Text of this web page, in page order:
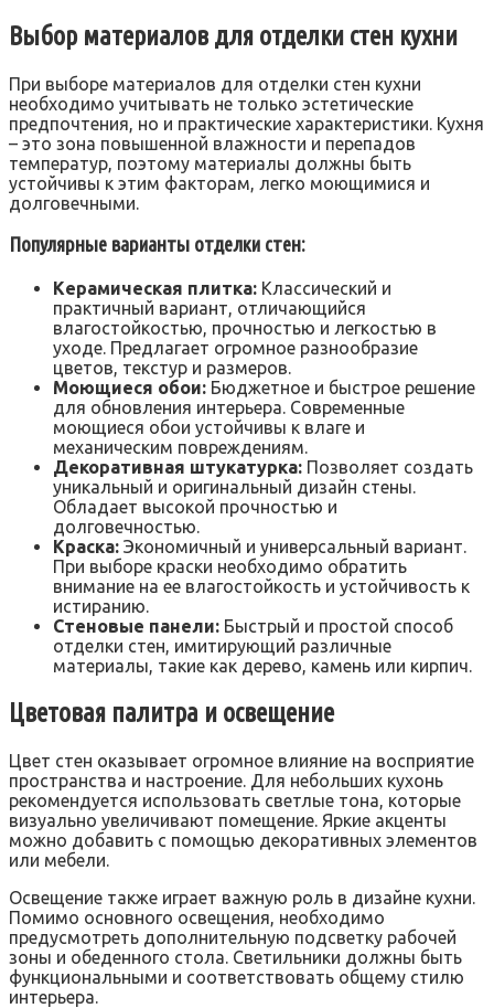
Выбор материалов для отделки стен кухни
При выборе материалов для отделки стен кухни
необходимо учитывать не только эстетические
предпочтения, но и практические характеристики. Кухня
– это зона повышенной влажности и перепадов
температур, поэтому материалы должны быть
устойчивы к этим факторам, легко моющимися и
долговечными.
Популярные варианты отделки стен:
Керамическая плитка: Классический и
практичный вариант, отличающийся
влагостойкостью, прочностью и легкостью в
уходе. Предлагает огромное разнообразие
цветов, текстур и размеров.
Моющиеся обои: Бюджетное и быстрое решение
для обновления интерьера. Современные
моющиеся обои устойчивы к влаге и
механическим повреждениям.
Декоративная штукатурка: Позволяет создать
уникальный и оригинальный дизайн стены.
Обладает высокой прочностью и
долговечностью.
Краска: Экономичный и универсальный вариант.
При выборе краски необходимо обратить
внимание на ее влагостойкость и устойчивость к
истиранию.
Стеновые панели: Быстрый и простой способ
отделки стен, имитирующий различные
материалы, такие как дерево, камень или кирпич.
Цветовая палитра и освещение
Цвет стен оказывает огромное влияние на восприятие
пространства и настроение. Для небольших кухонь
рекомендуется использовать светлые тона, которые
визуально увеличивают помещение. Яркие акценты
можно добавить с помощью декоративных элементов
или мебели.
Освещение также играет важную роль в дизайне кухни.
Помимо основного освещения, необходимо
предусмотреть дополнительную подсветку рабочей
зоны и обеденного стола. Светильники должны быть
функциональными и соответствовать общему стилю
интерьера.